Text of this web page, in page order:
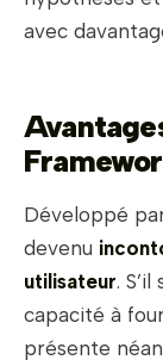
avec
Développé
devenu
utilisateur.
capacité à
présente